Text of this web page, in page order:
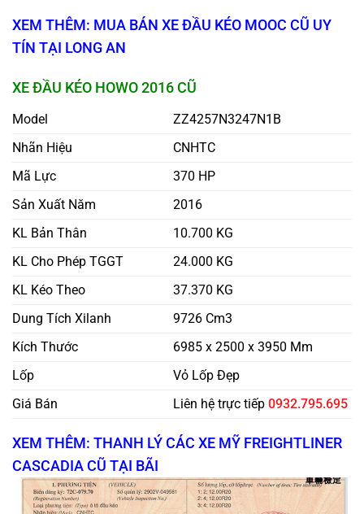
XEM THÊM: MUA BÁN XE ĐẦU KÉO MOOC CŨ UY
TÍN TẠI LONG AN
XE ĐẦU KÉO HOWO 2016 CŨ
Model
ZZ4257N3247N1B
Nhãn Hiệu
CNHTC
Mã Lực
370 HP
Sản Xuất Năm
2016
KL Bản Thân
10.700 KG
KL Cho Phép TGGT
24.000 KG
KL Kéo Theo
37.370 KG
Dung Tích Xilanh
9726 Cm3
Kích Thước
6985 x 2500 x 3950 Mm
Lốp
Vỏ Lốp Đẹp
Giá Bán
Liên hệ trực tiếp0932.795.695
XEM THÊM: THANH LÝ CÁC XE MỸ FREIGHTLINER
CASCADIA CŨ TẠI BÃI